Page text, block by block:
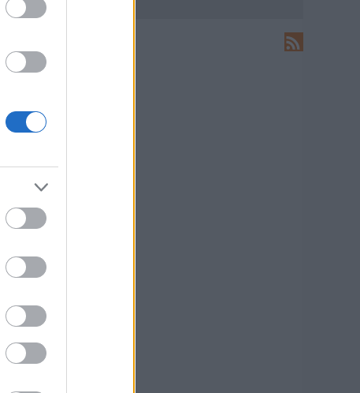
Ide írhatsz levelet nekünk!